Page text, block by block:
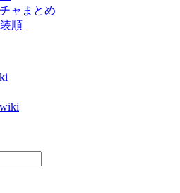
ャまとめ
順